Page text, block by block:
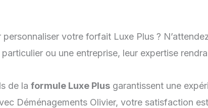
votre forfait Luxe Plus ?
ou une entreprise, leur expertise
de la formule Luxe Plus garantissent une
Déménagements Olivier, votre satisfaction